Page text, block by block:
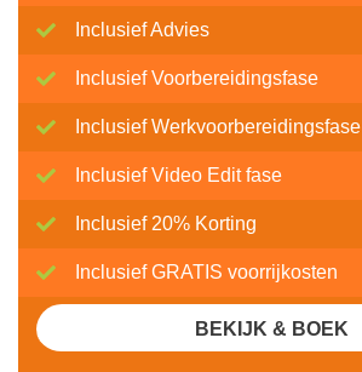
Inclusief Advies
Inclusief Voorbereidingsfase
Inclusief Werkvoorbereidingsfase
Inclusief Video Edit fase
Inclusief 20% Korting
Inclusief GRATIS voorrijkosten
BEKIJK & BOEK